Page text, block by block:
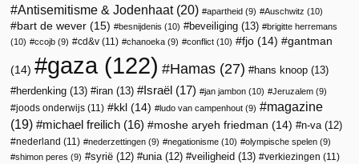
Antisemitisme & Jodenhaat(20) apartheid (9) Auschwitz (10)
bart de wever (15) besnijdenis (10) beveiliging (13)
brigitte herremans
(10)
ccojb (9) cd&v (11) chanoeka (9) conflict (10) fjo (14) gantman
(14) gaza (122) Hamas (27) hans knoop (13)
herdenking (13) iran (13) Israël (17) jan jambon (10) Jeruzalem (9)
joods onderwijs (11) kkl (14) ludo van campenhout (9)
magazine
(19)
michael freilich (16) moshe aryeh friedman (14) n-va (12)
nederland (11) nederzettingen (9) negationisme (10) olympische spelen (9)
shimon peres (9) syrië (12) unia (12) veiligheid (13) verkiezingen (11)